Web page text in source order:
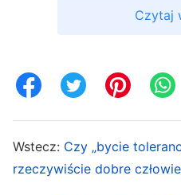
że jeśli obnażę jej
przyjąć dzieło Boże w
W chwilach słabości i
Czytaj
Wstecz: Czy „bycie
rzeczywiście dobre